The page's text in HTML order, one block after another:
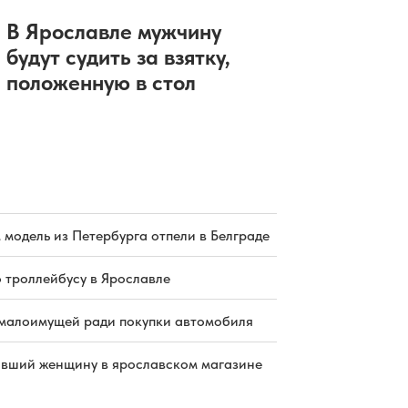
В Ярославле мужчину
будут судить за взятку,
положенную в стол
из Петербурга отпели в Белграде
троллейбусу в Ярославле
ради покупки автомобиля
женщину в ярославском магазине